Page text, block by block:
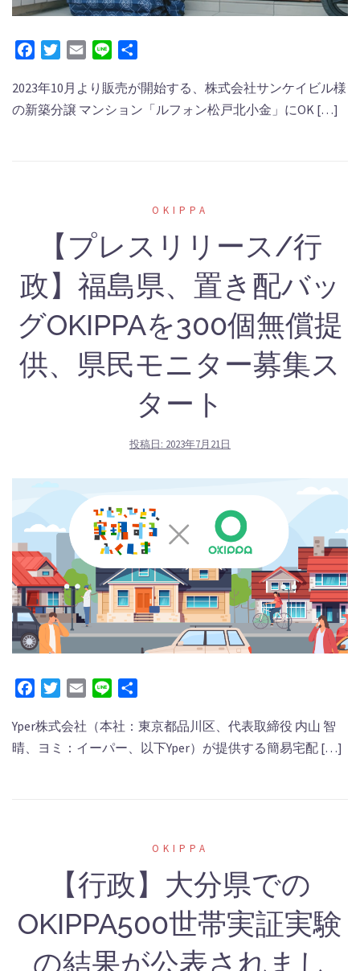
FacebookTwitterEmail Line
2023年10月より販売が開始する、株式会社サンケイビル様
の新築分譲 マンション「ルフォン松戸北小金」にOK […]
OKIPPA
【プレスリリース/行
政】福島県、置き配バッ
グOKIPPAを300個無償提
供、県民モニター募集ス
タート
投稿日: 2023年7月21日
FacebookTwitterEmail Line
Yper株式会社（本社：東京都品川区、代表取締役 内⼭ 智
晴、ヨミ：イーパー、以下Yper）が提供する簡易宅配 […]
OKIPPA
【行政】大分県での
OKIPPA500世帯実証実験
の結果が公表されまし